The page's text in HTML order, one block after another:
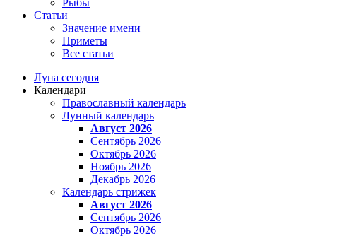
Рыбы
Статьи
Значение имени
Приметы
Все статьи
Луна сегодня
Календари
Православный календарь
Лунный календарь
Август 2026
Сентябрь 2026
Октябрь 2026
Ноябрь 2026
Декабрь 2026
Календарь стрижек
Август 2026
Сентябрь 2026
Октябрь 2026